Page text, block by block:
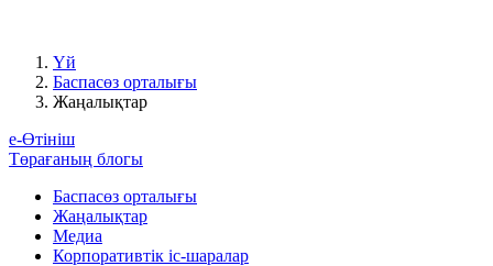
Үй
Баспасөз орталығы
Жаңалықтар
е-Өтініш
Төрағаның блогы
Баспасөз орталығы
Жаңалықтар
Медиа
Корпоративтік іс-шаралар